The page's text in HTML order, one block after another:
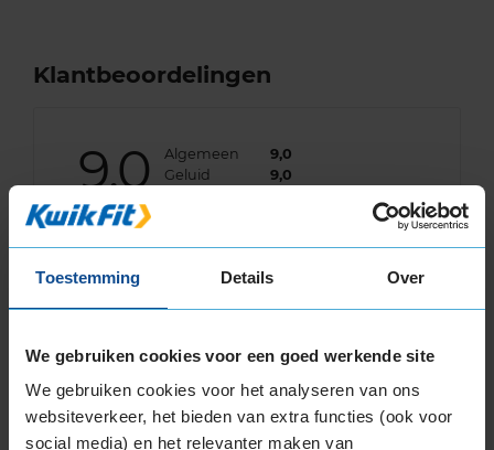
Toestemming Details Over
We gebruiken cookies voor een goed werkende site
We gebruiken cookies voor het analyseren van ons
websiteverkeer, het bieden van extra functies (ook voor
social media) en het relevanter maken van
Klantbeoordelingen
9,0 Algemeen
9,0
Geluid
9,0
Datum beoordeling
3 april 2025
Auto TOYOTA Land Cruiser 120 3.0 D4d TR 4-cil. D
Kilometer per jaar 25.000 tot 50.000 km